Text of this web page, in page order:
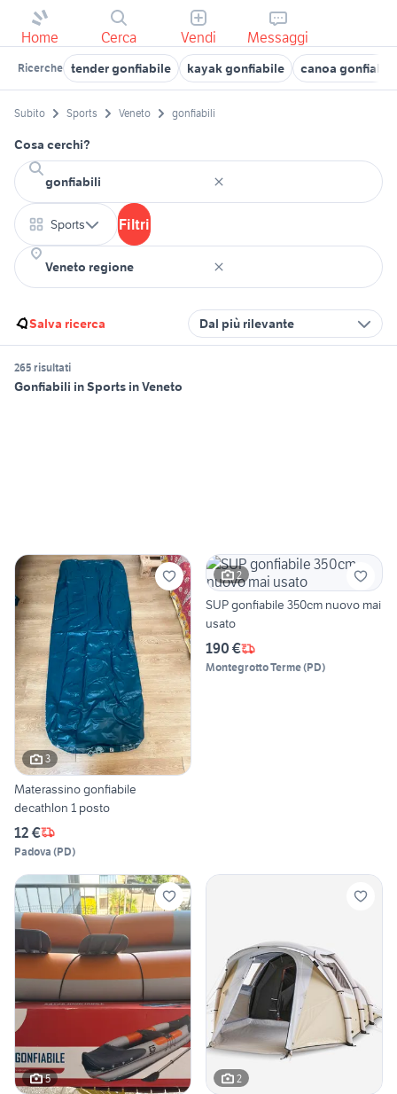
Home Cerca Vendi Messaggi
Ricerche tender gonfiabile kayak gonfiabile canoa
Subito Sports Veneto gonfiabili
Cosa cerchi?
Sports Filtri
Salva ricerca Dal più rilevante
265 risultati
Gonfiabili in Sports in Veneto
3
Materassino gonfiabile
decathlon 1 posto
12 €
Padova (PD)
2
SUP gonfiabile 350cm nuovo mai
usato
190 €
Montegrotto Terme(PD)
5 2